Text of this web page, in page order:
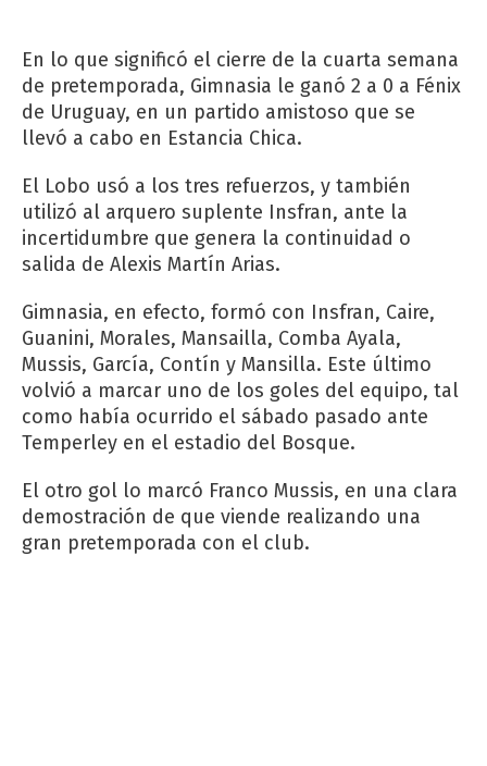
En lo que significó el cierre de la cuarta semana
de pretemporada, Gimnasia le ganó 2 a 0 a Fénix
de Uruguay, en un partido amistoso que se
llevó a cabo en Estancia Chica.
El Lobo usó a los tres refuerzos, y también
utilizó al arquero suplente Insfran, ante la
incertidumbre que genera la continuidad o
salida de Alexis Martín Arias.
Gimnasia, en efecto, formó con Insfran, Caire,
Guanini, Morales, Mansailla, Comba Ayala,
Mussis, García, Contín y Mansilla. Este último
volvió a marcar uno de los goles del equipo, tal
como había ocurrido el sábado pasado ante
Temperley en el estadio del Bosque.
El otro gol lo marcó Franco Mussis, en una clara
demostración de que viende realizando una
gran pretemporada con el club.